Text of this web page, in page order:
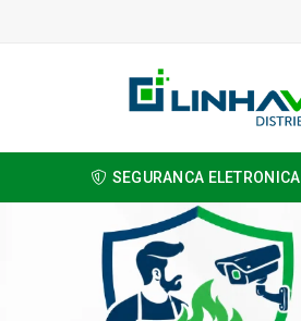
SEGURANCA ELETRONICA